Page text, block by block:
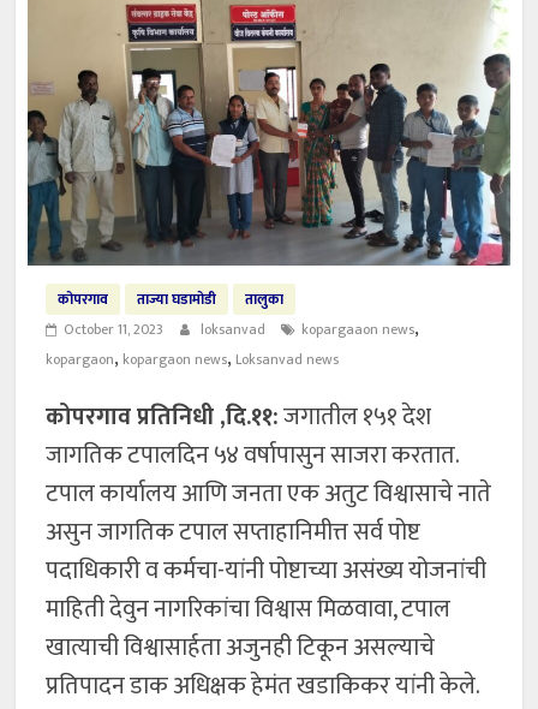
कोपरगाव ताज्या घडामोडी
तालुका
October 11, 2023
loksanvad kopargaaon news,
kopargaon, kopargaon news, Loksanvad news
कोपरगाव प्रतिनिधी ,दि.११:जगातील १५१ देश
जागतिक टपालदिन ५४ वर्षापासुन साजरा करतात.
टपाल कार्यालय आणि जनता एक अतुट विश्वासाचे नाते
असुन जागतिक टपाल सप्ताहानिमीत्त सर्व पोष्ट
पदाधिकारी व कर्मचा-यांनी पोष्टाच्या असंख्य योजनांची
माहिती देवुन नागरिकांचा विश्वास मिळवावा, टपाल
खात्याची विश्वासार्हता अजुनही टिकून असल्याचे
प्रतिपादन डाक अधिक्षक हेमंत खडाकिकर यांनी केले.